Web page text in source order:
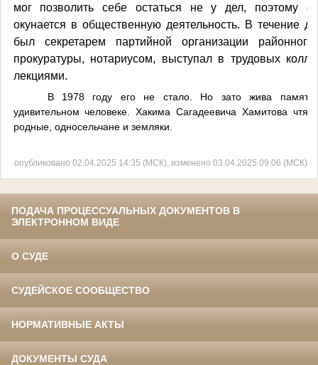
мог позволить себе остаться не у дел, поэтому с
окунается в общественную деятельность. В течение
был секретарем партийной организации
прокуратуры, нотариусом, выступал в трудовых
лекциями.
В 1978 году его не стало. Но зато жива
удивительном человеке. Хакима Сагадеевича Хамитова
родные, односельчане и земляки.
опубликовано 02.04.2025 14:35 (МСК), изменено 03.04.2025 09:06 (МСК)
ПОДАЧА ПРОЦЕССУАЛЬНЫХ ДОКУМЕНТОВ В
ЭЛЕКТРОННОМ ВИДЕ
О СУДЕ
СУДЕЙСКОЕ СООБЩЕСТВО
НОРМАТИВНЫЕ АКТЫ
ДОКУМЕНТЫ СУДА